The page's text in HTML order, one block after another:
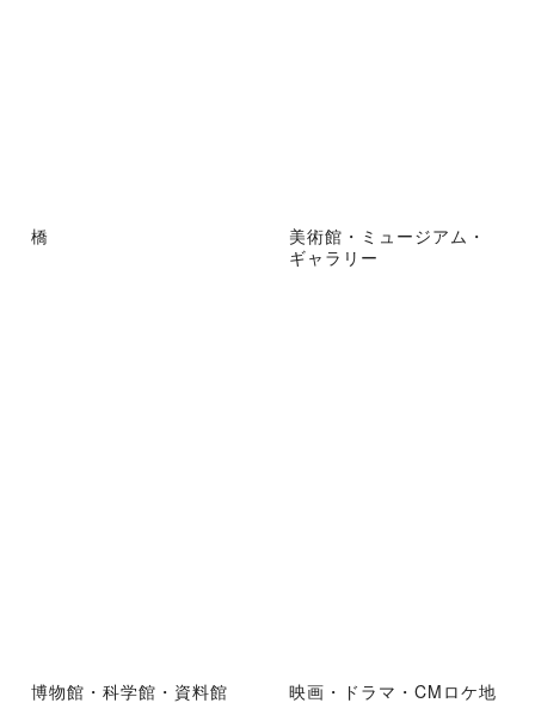
橋
美術館・ミュージアム・
ギャラリー
博物館・科学館・資料館 映画・ドラマ・CMロケ地